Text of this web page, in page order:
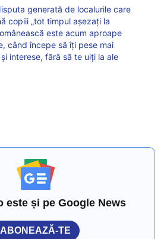
generată de localurile care
copiii „tot timpul așezați la
este acum aproape
când începe să îți pese mai
interese, fără să te uiți la ale
este și pe Google News
ABONEAZĂ-TE